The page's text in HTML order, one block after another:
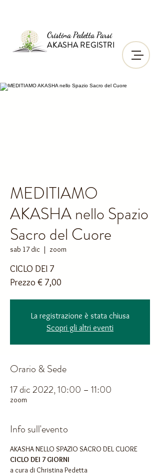
Cristina Pedetta Parsi
AKASHA REGISTRI
MEDITIAMO
AKASHA nello Spazio
Sacro del Cuore
sab 17 dic
  |
zoom
CICLO DEI 7
Prezzo € 7,00
La registrazione è stata chiusa
Scopri gli altri eventi
Orario & Sede
17 dic 2022, 10:00 – 11:00
zoom
Info sull'evento
AKASHA NELLO SPAZIO SACRO DEL CUORE
CICLO DEI 7 GIORNI
a cura di Christina Pedetta